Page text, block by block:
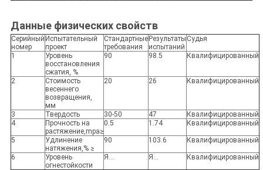
Данные физических свойств
Серийный
номер
Испытательный
проект
Стандартные
требования
Результаты
испытаний
Судья
1
Уровень
восстановления
сжатия, %
90 98.5 Квалифицированный
2
Стоимость
весеннего
возвращения,
мм
20 26 Квалифицированный
3 Твердость 30-50 47
Квалифицированный
4
Прочность на
растяжение,mpa≥
0.5 1.74 Квалифицированный
5
Удлинение
натяжения,% ≥
90 103.6 Квалифицированный
6
Уровень
огнестойкости
Я... Я... Квалифицированный